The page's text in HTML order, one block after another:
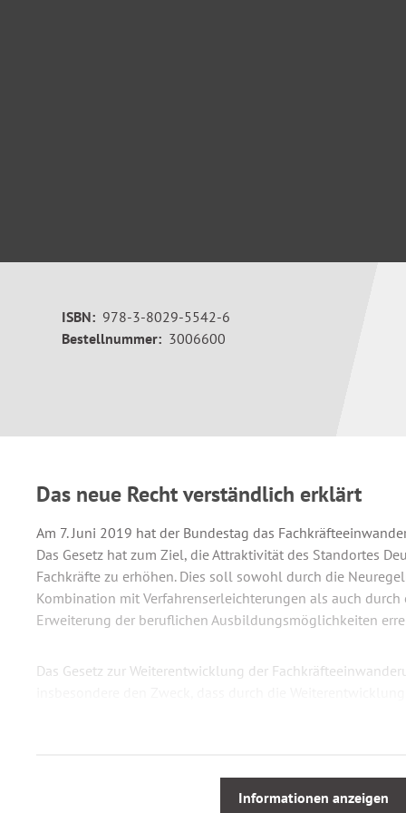
ISBN: 978-3-8029-5542-6
Bestellnummer: 3006600
Das neue Recht verständlich erklärt
Am 7. Juni 2019 hat der Bundestag das
Das Gesetz hat zum Ziel, die Attraktivität des Standortes
Fachkräfte zu erhöhen. Dies soll sowohl durch die
Kombination mit Verfahrenserleichterungen als auch
Erweiterung der beruflichen Ausbildungsmöglichkeiten
Das Gesetz zur Weiterentwicklung der
behördlichen Prüfungsrahmens bei steigender Fallzahl
zusätzlichen Verwaltungsaufwand, der nicht ohne
Informationen anzeigen